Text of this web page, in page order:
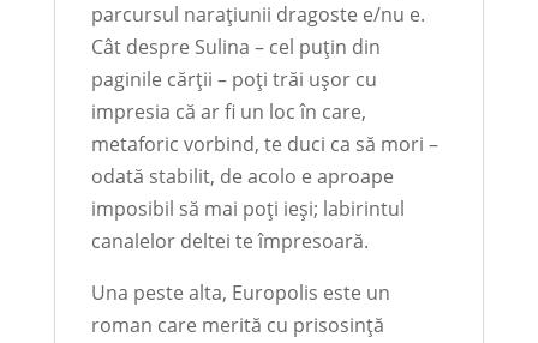
parcursul narațiunii dragoste e/nu e.
Cât despre Sulina – cel puțin din
paginile cărții – poți trăi ușor cu
impresia că ar fi un loc în care,
metaforic vorbind, te duci ca să mori –
odată stabilit, de acolo e aproape
imposibil să mai poți ieși; labirintul
canalelor deltei te împresoară.
Una peste alta, Europolis este un
roman care merită cu prisosință